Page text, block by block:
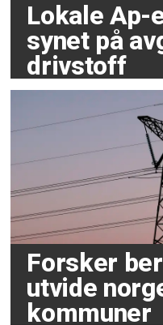
Lokale Ap-
synet på
drivstoff
Forsker
utvide
kommuner